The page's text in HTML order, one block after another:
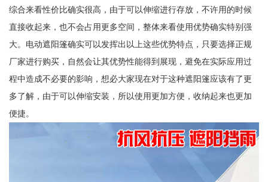
综合来看性价比确实很高，由于可以伸缩进行存放，不许用的时候
直接收起来，也不会占用更多空间，整体来看使用优势确实特别强
大。电动遮阳篷确实可以发挥出以上这些优势特点，只要选择正规
厂家进行购买，自然会让其优势性能得到展现，避免在实际应用过
程中造成不必要的影响，想必大家现在对于这种遮阳篷应该有了更
多了解，由于可以伸缩安装，所以使用更加方便，收纳起来也更加
便捷。